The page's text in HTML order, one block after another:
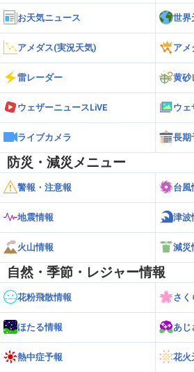
お天気ニュース 世界
アメダス(実況天気) アメ
雷レーダー 黄砂
ウェザーニュースLiVE ウェ
ライブカメラ 長期
防災・減災メニュー
警報・注意報 台風
地震情報 津波
火山情報 減災
自然・季節・レジャー情報
花粉飛散情報 さく
ほたる情報 あじ
熱中症予報 花火